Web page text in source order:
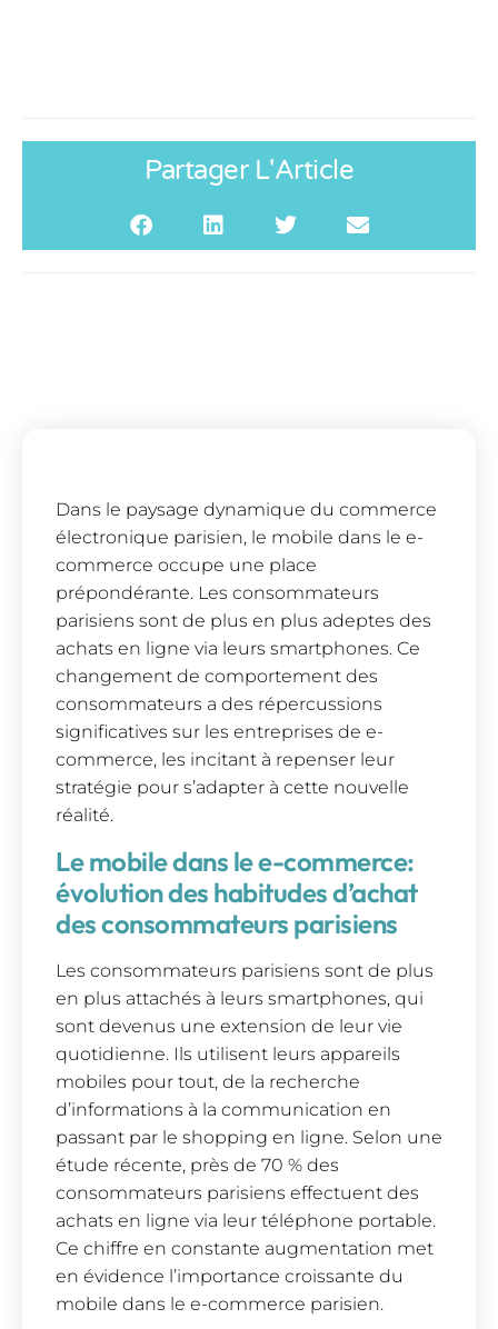
Partager L'Article
Dans le paysage dynamique du commerce
électronique parisien, le mobile dans le e-
commerce occupe une place
prépondérante. Les consommateurs
parisiens sont de plus en plus adeptes des
achats en ligne via leurs smartphones. Ce
changement de comportement des
consommateurs a des répercussions
significatives sur les entreprises de e-
commerce, les incitant à repenser leur
stratégie pour s’adapter à cette nouvelle
réalité.
Le mobile dans le e-commerce:
évolution des habitudes d’achat
des consommateurs parisiens
Les consommateurs parisiens sont de plus
en plus attachés à leurs smartphones, qui
sont devenus une extension de leur vie
quotidienne. Ils utilisent leurs appareils
mobiles pour tout, de la recherche
d’informations à la communication en
passant par le shopping en ligne. Selon une
étude récente, près de 70 % des
consommateurs parisiens effectuent des
achats en ligne via leur téléphone portable.
Ce chiffre en constante augmentation met
en évidence l’importance croissante du
mobile dans le e-commerce parisien.